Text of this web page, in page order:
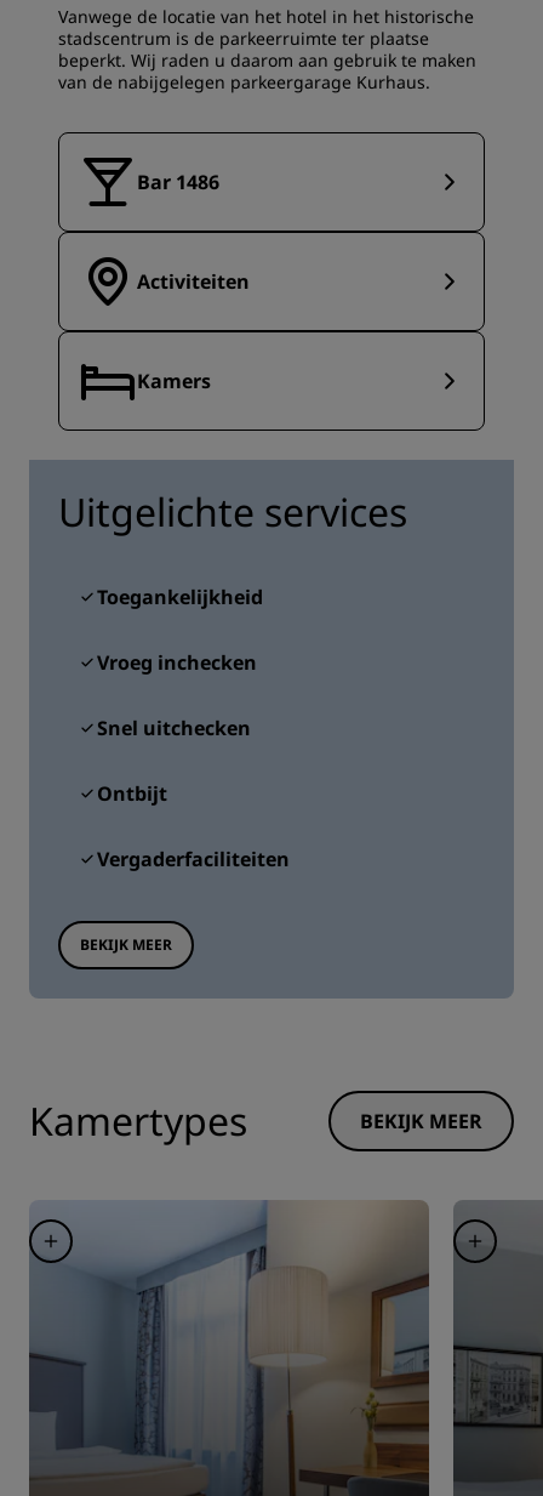
Vanwege de locatie van het hotel in het historische
stadscentrum is de parkeerruimte ter plaatse
beperkt. Wij raden u daarom aan gebruik te maken
van de nabijgelegen parkeergarage Kurhaus.
Bar 1486
Activiteiten
Kamers
Uitgelichte services
Toegankelijkheid
Vroeg inchecken
Snel uitchecken
Ontbijt
Vergaderfaciliteiten
BEKIJK MEER
Kamertypes BEKIJK MEER